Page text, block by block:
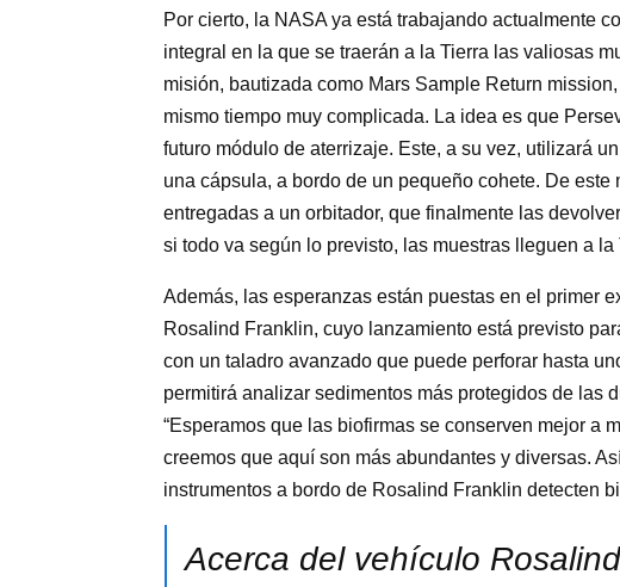
Por cierto, la NASA ya está trabajando actualmente
integral en la que se traerán a la Tierra las valiosas
misión, bautizada como Mars Sample Return
mismo tiempo muy complicada. La idea es que
futuro módulo de aterrizaje. Este, a su vez, utilizará
una cápsula, a bordo de un pequeño cohete. De
entregadas a un orbitador, que finalmente las
si todo va según lo previsto, las muestras lleguen a
Además, las esperanzas están puestas en el primer
Rosalind Franklin, cuyo lanzamiento está previsto
con un taladro avanzado que puede perforar hasta
permitirá analizar sedimentos más protegidos de las
“Esperamos que las biofirmas se conserven mejor a
creemos que aquí son más abundantes y diversas.
instrumentos a bordo de Rosalind Franklin detecten
Acerca del vehículo